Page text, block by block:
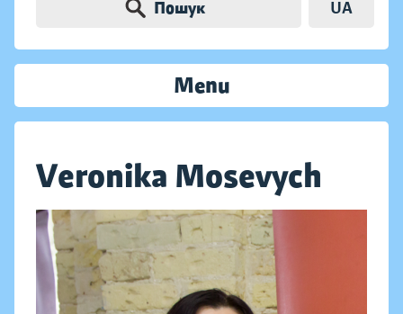
Пошук UA
Menu
Veronika Mosevych